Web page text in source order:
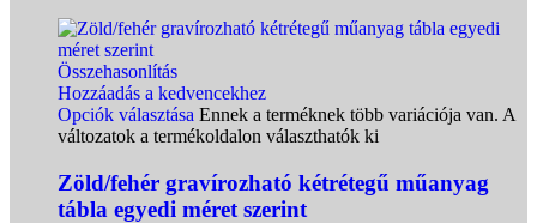
Összehasonlítás
Hozzáadás a kedvencekhez
Opciók választása Ennek a terméknek több variációja van. A
változatok a termékoldalon választhatók ki
Zöld/fehér gravírozható kétrétegű műanyag
tábla egyedi méret szerint